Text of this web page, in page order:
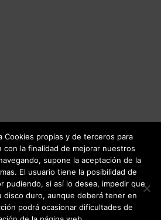
Cookies propias y de terceros para
con la finalidad de mejorar nuestros
supone la aceptación de la
El usuario tiene la posibilidad de
pudiendo, si así lo desea, impedir que
disco duro, aunque deberá tener en
podrá ocasionar dificultades de